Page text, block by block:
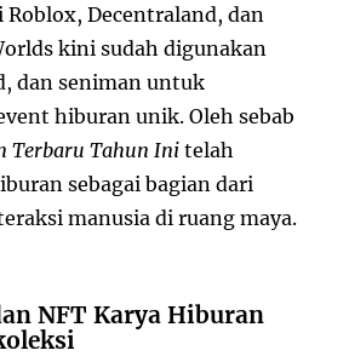
Decentraland, dan
kini sudah digunakan
dan seniman untuk
hiburan unik. Oleh sebab
Terbaru Tahun Ini telah
sebagai bagian dari
manusia di ruang maya.
NFT Karya Hiburan